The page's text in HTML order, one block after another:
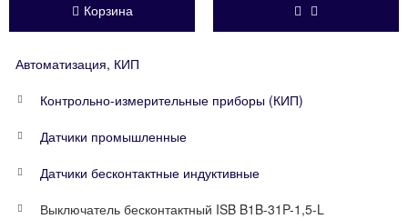
Корзина
Автоматизация, КИП
Контрольно-измерительные приборы (КИП)
Датчики промышленные
Датчики бесконтактные индуктивные
Выключатель бесконтактный ISB B1B-31P-1,5-L